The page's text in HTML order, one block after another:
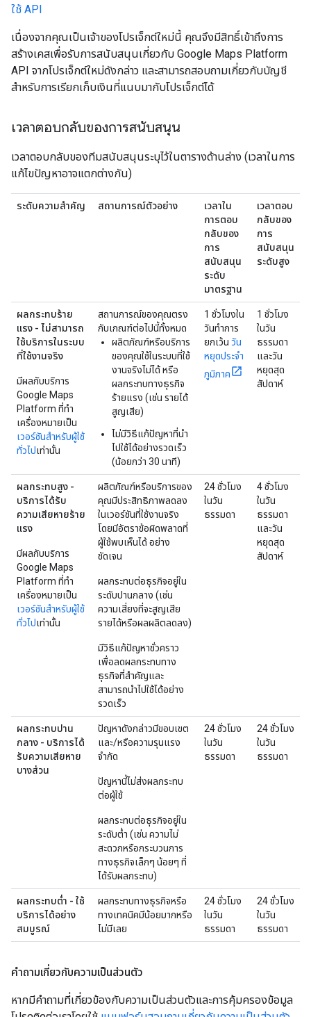
ใช้ API
เนื่องจากคุณเป็นเจ้าของโปรเจ็กต์ใหม่นี้ คุณจึงมีสิทธิ์เข้าถึงการ
สร้างเคสเพื่อรับการสนับสนุนเกี่ยวกับ Google Maps Platform
API จากโปรเจ็กต์ใหม่ดังกล่าว และสามารถสอบถามเกี่ยวกับบัญชี
สำหรับการเรียกเก็บเงินที่แนบมากับโปรเจ็กต์ได้
เวลาตอบกลับของการสนับสนุน
เวลาตอบกลับของทีมสนับสนุนระบุไว้ในตารางด้านล่าง (เวลาในการ
แก้ไขปัญหาอาจแตกต่างกัน)
ระดับความสำคัญ สถานการณ์ตัวอย่าง
เวลาใน
การตอบ
กลับของ
การ
สนับสนุน
ระดับ
มาตรฐาน
เวลาตอบ
กลับของ
การ
สนับสนุน
ระดับสูง
ผลกระทบร้าย
แรง - ไม่สามารถ
ใช้บริการในระบบ
ที่ใช้งานจริง
มีผลกับบริการ
Google Maps
Platform ที่ทำ
เครื่องหมายเป็น
เวอร์ชันสำหรับผู้ใช้
ทั่วไปเท่านั้น
สถานการณ์ของคุณตรง
กับเกณฑ์ต่อไปนี้ทั้งหมด
ผลิตภัณฑ์หรือบริการ
ของคุณใช้ในระบบที่ใช้
งานจริงไม่ได้ หรือ
ผลกระทบทางธุรกิจ
ร้ายแรง (เช่น รายได้
สูญเสีย)
ไม่มีวิธีแก้ปัญหาที่นำ
ไปใช้ได้อย่างรวดเร็ว
(น้อยกว่า 30 นาที)
1 ชั่วโมงใน
วันทำการ
ยกเว้น วัน
หยุดประจำ
ภูมิภาค
1 ชั่วโมง
ในวัน
ธรรมดา
และวัน
หยุดสุด
สัปดาห์
ผลกระทบสูง -
บริการได้รับ
ความเสียหายร้าย
แรง
มีผลกับบริการ
Google Maps
Platform ที่ทำ
เครื่องหมายเป็น
เวอร์ชันสำหรับผู้ใช้
ทั่วไปเท่านั้น
ผลิตภัณฑ์หรือบริการของ
คุณมีประสิทธิภาพลดลง
ในเวอร์ชันที่ใช้งานจริง
โดยมีอัตราข้อผิดพลาดที่
ผู้ใช้พบเห็นได้ อย่าง
ชัดเจน
ผลกระทบต่อธุรกิจอยู่ใน
ระดับปานกลาง (เช่น
ความเสี่ยงที่จะสูญเสีย
รายได้หรือผลผลิตลดลง)
มีวิธีแก้ปัญหาชั่วคราว
เพื่อลดผลกระทบทาง
ธุรกิจที่สำคัญและ
สามารถนำไปใช้ได้อย่าง
รวดเร็ว
24 ชั่วโมง
ในวัน
ธรรมดา
4 ชั่วโมง
ในวัน
ธรรมดา
และวัน
หยุดสุด
สัปดาห์
ผลกระทบปาน
กลาง - บริการได้
รับความเสียหาย
บางส่วน
ปัญหาดังกล่าวมีขอบเขต
และ/หรือความรุนแรง
จำกัด
ปัญหานี้ไม่ส่งผลกระทบ
ต่อผู้ใช้
ผลกระทบต่อธุรกิจอยู่ใน
ระดับต่ำ (เช่น ความไม่
สะดวกหรือกระบวนการ
ทางธุรกิจเล็กๆ น้อยๆ ที่
ได้รับผลกระทบ)
24 ชั่วโมง
ในวัน
ธรรมดา
24 ชั่วโมง
ในวัน
ธรรมดา
ผลกระทบต่ำ - ใช้
บริการได้อย่าง
สมบูรณ์
ผลกระทบทางธุรกิจหรือ
ทางเทคนิคมีน้อยมากหรือ
ไม่มีเลย
24 ชั่วโมง
ในวัน
ธรรมดา
24 ชั่วโมง
ในวัน
ธรรมดา
คำถามเกี่ยวกับความเป็นส่วนตัว
หากมีคำถามที่เกี่ยวข้องกับความเป็นส่วนตัวและการคุ้มครองข้อมูล